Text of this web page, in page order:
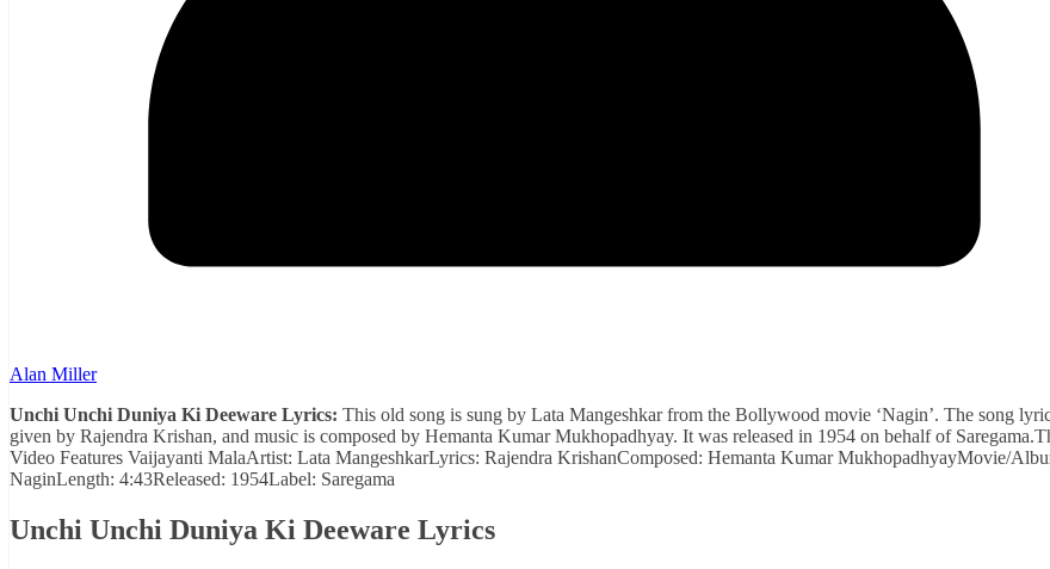
Alan Miller
Unchi Unchi Duniya Ki Deeware Lyrics: This old song is sung by Lata Mangeshkar from the Bollywood movie ‘Nagin’. The song
given by Rajendra Krishan, and music is composed by Hemanta Kumar Mukhopadhyay. It was released in 1954 on behalf of
Video Features Vaijayanti MalaArtist: Lata MangeshkarLyrics: Rajendra KrishanComposed: Hemanta Kumar MukhopadhyayMovie/
NaginLength: 4:43Released: 1954Label: Saregama
Unchi Unchi Duniya Ki Deeware Lyrics